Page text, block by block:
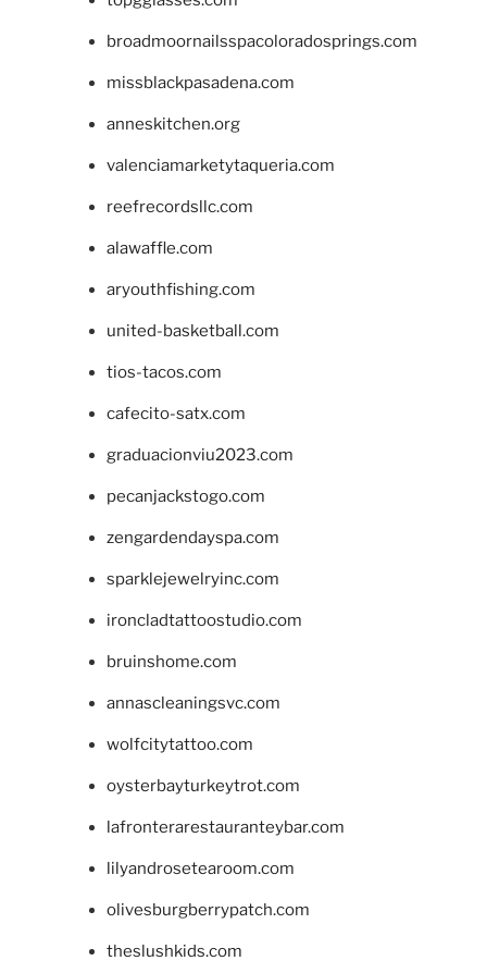
broadmoornailsspacoloradosprings.com
missblackpasadena.com
anneskitchen.org
valenciamarketytaqueria.com
reefrecordsllc.com
alawaffle.com
aryouthfishing.com
united-basketball.com
tios-tacos.com
cafecito-satx.com
graduacionviu2023.com
pecanjackstogo.com
zengardendayspa.com
sparklejewelryinc.com
ironcladtattoostudio.com
bruinshome.com
annascleaningsvc.com
wolfcitytattoo.com
oysterbayturkeytrot.com
lafronterarestauranteybar.com
lilyandrosetearoom.com
olivesburgberrypatch.com
theslushkids.com